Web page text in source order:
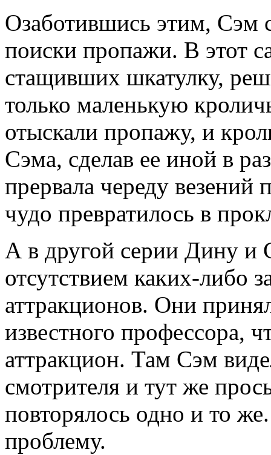
Озаботившись этим, Сэм
поиски пропажи. В этот
стащивших шкатулку,
только маленькую
отыскали пропажу, и
Сэма, сделав ее иной в
прервала череду везений
чудо превратилось в
А в другой серии Дину и
отсутствием каких-либо
аттракционов. Они
известного профессора,
аттракцион. Там Сэм
смотрителя и тут же
повторялось одно и то
проблему.